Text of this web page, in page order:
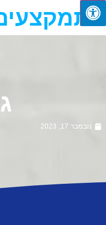
נובמבר 17, 2023